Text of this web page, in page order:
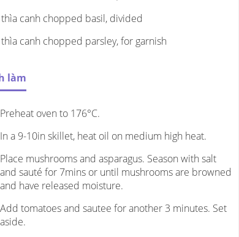
canh chopped basil, divided
canh chopped parsley, for garnish
làm
Preheat oven to 176°C.
In a 9-10in skillet, heat oil on medium high heat.
Place mushrooms and asparagus. Season with salt
and sauté for 7mins or until mushrooms are browned
and have released moisture.
Add tomatoes and sautee for another 3 minutes. Set
aside.